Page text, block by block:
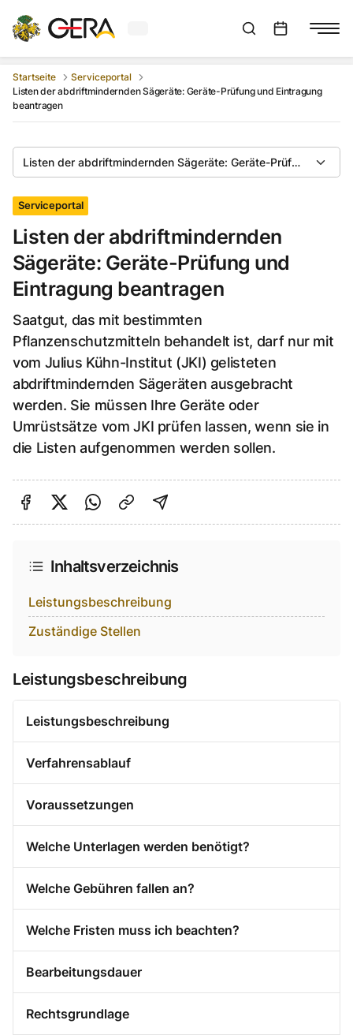
Aktuelles Wetter in GeraSuchleiste anzeigen
Startseite
Serviceportal
Listen der abdriftmindernden Sägeräte: Geräte-Prüfung und Eintragung
beantragen
Listen der abdriftmindernden Sägeräte: Geräte-Prüfung und
Serviceportal
Listen der abdriftmindernden
Sägeräte: Geräte-Prüfung und
Eintragung beantragen
Saatgut, das mit bestimmten
Pflanzenschutzmitteln behandelt ist, darf nur mit
vom Julius Kühn-Institut (JKI) gelisteten
abdriftmindernden Sägeräten ausgebracht
werden. Sie müssen Ihre Geräte oder
Umrüstsätze vom JKI prüfen lassen, wenn sie in
die Listen aufgenommen werden sollen.
Auf Facebook teilen
Auf Twitter teilen
Per Link teilen
shareViaEmail
Inhaltsverzeichnis
Leistungsbeschreibung
Zuständige Stellen
Leistungsbeschreibung
Leistungsbeschreibung
Verfahrensablauf
Voraussetzungen
Welche Unterlagen werden benötigt?
Welche Gebühren fallen an?
Welche Fristen muss ich beachten?
Bearbeitungsdauer
Rechtsgrundlage